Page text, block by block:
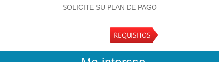
SOLICITE SU PLAN DE PAGO
REQUISITOS